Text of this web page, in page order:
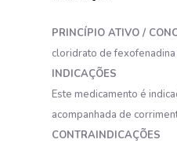
PRINCÍPIO ATIVO /
cloridrato de
INDICAÇÕES
Este medicamento é
acompanhada de
CONTRAINDICAÇÕES